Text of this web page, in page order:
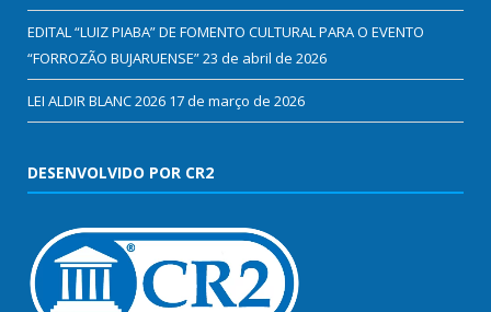
EDITAL “LUIZ PIABA” DE FOMENTO CULTURAL PARA O EVENTO
“FORROZÃO BUJARUENSE”23 de abril de 2026
LEI ALDIR BLANC 2026 17 de março de 2026
DESENVOLVIDO POR CR2